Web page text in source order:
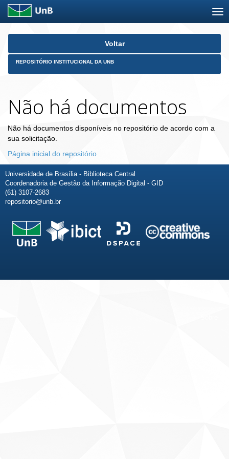
Skip
Voltar
REPOSITÓRIO INSTITUCIONAL DA UNB
Não há documentos
Não há documentos disponíveis no repositório de acordo com a
sua solicitação.
Página inicial do repositório
Universidade de Brasília - Biblioteca Central
Coordenadoria de Gestão da Informação Digital - GID
(61) 3107-2683
repositorio@unb.br